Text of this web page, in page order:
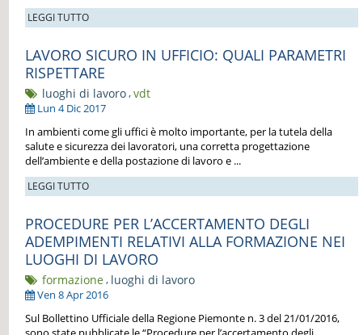
LEGGI TUTTO
LAVORO SICURO IN UFFICIO: QUALI PARAMETRI
RISPETTARE
luoghi di lavoro,vdt
Lun 4 Dic 2017
In ambienti come gli uffici è molto importante, per la tutela della
salute e sicurezza dei lavoratori, una corretta progettazione
dell’ambiente e della postazione di lavoro e ...
LEGGI TUTTO
PROCEDURE PER L’ACCERTAMENTO DEGLI
ADEMPIMENTI RELATIVI ALLA FORMAZIONE NEI
LUOGHI DI LAVORO
formazione, luoghi di lavoro
Ven 8 Apr 2016
Sul Bollettino Ufficiale della Regione Piemonte n. 3 del 21/01/2016,